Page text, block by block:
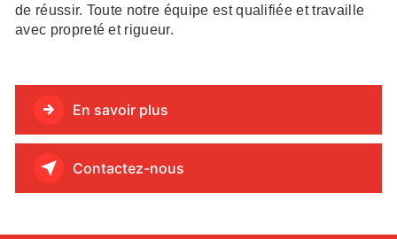
de réussir. Toute notre équipe est qualifiée et travaille
avec propreté et rigueur.
En savoir plus
Contactez-nous